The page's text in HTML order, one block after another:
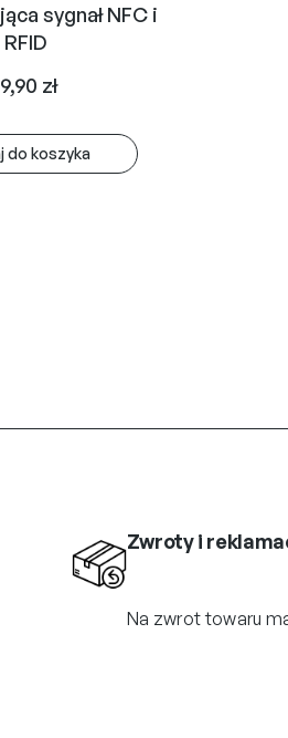
sygnał NFC i
RFID
zł
do koszyka
Zwroty i
Na zwrot towaru